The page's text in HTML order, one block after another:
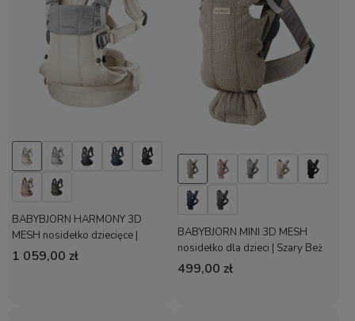
BABYBJORN HARMONY 3D
MESH nosidełko dziecięce |
Kremowy
1 059,00 zł
BABYBJORN MINI 3D MESH
nosidełko dla dzieci | Szary Beż
499,00 zł